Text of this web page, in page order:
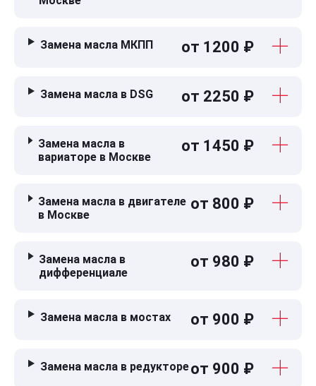
Замена масла МКПП от 1200 ₽
Замена масла в DSG от 2250 ₽
Замена масла в
вариаторе в Москве
от 1450 ₽
Замена масла в двигателе
в Москве
от 800 ₽
Замена масла в
дифференциале
от 980 ₽
Замена масла в мостах от 900 ₽
Замена масла в редуктореот 900 ₽